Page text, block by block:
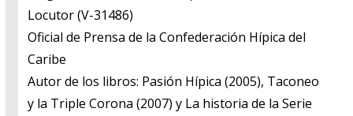
​Locutor (V-31486)
​Oficial de Prensa de la Confederación Hípica del
Caribe
​Autor de los libros: Pasión Hípica (2005), Taconeo
y la Triple Corona (2007) y La historia de la Serie